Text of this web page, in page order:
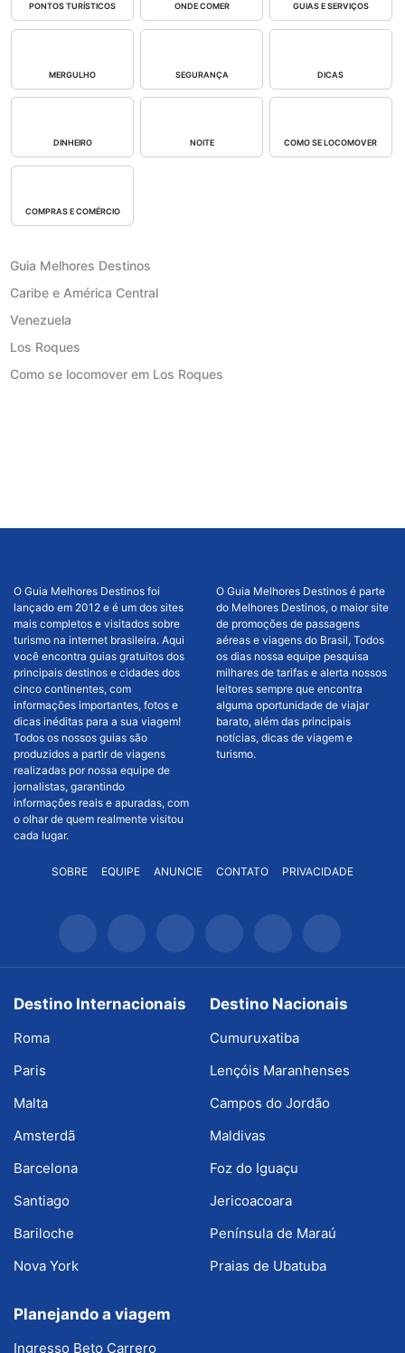
PONTOS TURÍSTICOS ONDE COMER GUIAS E SERVIÇOS
MERGULHO SEGURANÇA DICAS
DINHEIRO NOITE COMO SE LOCOMOVER
COMPRAS E COMÉRCIO
Guia Melhores Destinos
Caribe e América Central
Venezuela
Los Roques
Como se locomover em Los Roques
O Guia Melhores Destinos foi
lançado em 2012 e é um dos sites
mais completos e visitados sobre
turismo na internet brasileira. Aqui
você encontra guias gratuitos dos
principais destinos e cidades dos
cinco continentes, com
informações importantes, fotos e
dicas inéditas para a sua viagem!
Todos os nossos guias são
produzidos a partir de viagens
realizadas por nossa equipe de
jornalistas, garantindo
informações reais e apuradas, com
o olhar de quem realmente visitou
cada lugar.
O Guia Melhores Destinos é parte
do Melhores Destinos, o maior site
de promoções de passagens
aéreas e viagens do Brasil, Todos
os dias nossa equipe pesquisa
milhares de tarifas e alerta nossos
leitores sempre que encontra
alguma oportunidade de viajar
barato, além das principais
notícias, dicas de viagem e
turismo.
SOBRE EQUIPE ANUNCIE CONTATO PRIVACIDADE
Destino Internacionais
Roma
Paris
Malta
Amsterdã
Barcelona
Santiago
Bariloche
Nova York
Destino Nacionais
Cumuruxatiba
Lençóis Maranhenses
Campos do Jordão
Maldivas
Foz do Iguaçu
Jericoacoara
Península de Maraú
Praias de Ubatuba
Planejando a viagem
Ingresso Beto Carrero